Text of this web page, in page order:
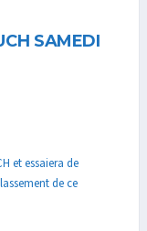
SAMEDI
et essaiera de
de ce